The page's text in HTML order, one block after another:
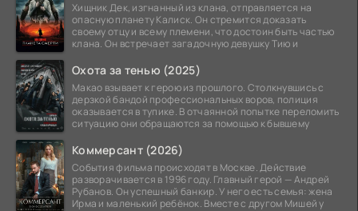
Хищник Дек, изгнанный из клана, отправляется на
опасную планету Калиск. Он стремится доказать
своему отцу и всему племени, что достоин быть частью
клана. Он встречает загадочную девушку Тию и
Охота за тенью (2025)
Макао взывает к герою из прошлого. Столкнувшись с
дерзкой бандой профессиональных воров, полиция
оказывается в тупике. В отчаянной попытке переломить
ситуацию они обращаются за помощью к бывшему
Коммерсант (2026)
События фильма происходят в Москве. Действие
разворачивается в 1996 году. Главный герой — Андрей
Рубанов. Он успешный банкир. У него есть семья: жена
Ирма и маленький ребёнок. Вместе с другом Мишей у